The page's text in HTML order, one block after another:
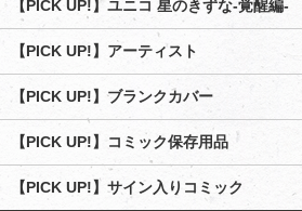
【PICK UP!】ユニコ 星のきずな-覚醒編-
【PICK UP!】アーティスト
【PICK UP!】ブランクカバー
【PICK UP!】コミック保存用品
【PICK UP!】サイン入りコミック